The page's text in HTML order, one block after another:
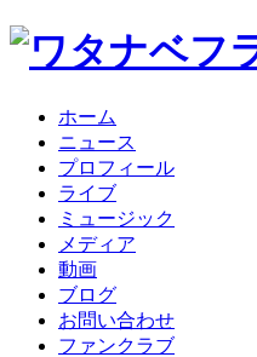
ホーム
ニュース
プロフィール
ライブ
ミュージック
メディア
動画
ブログ
お問い合わせ
ファンクラブ